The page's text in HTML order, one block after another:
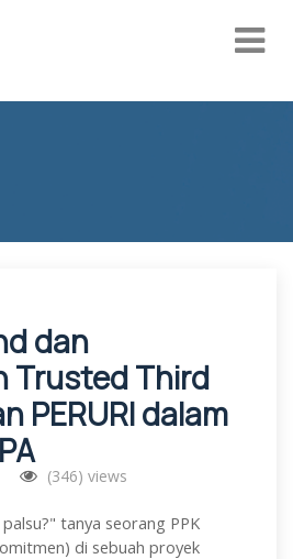
dan
Trusted Third
PERURI dalam
(346) views
tanya seorang PPK
di sebuah proyek